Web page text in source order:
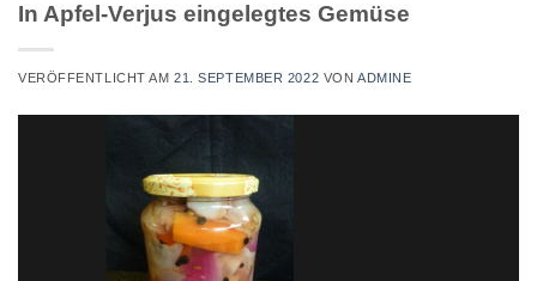
In Apfel-Verjus eingelegtes Gemüse
VERÖFFENTLICHT AM21. SEPTEMBER 2022 VON ADMINE